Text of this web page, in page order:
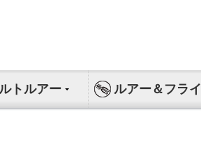
トルアー ルアー＆フライ